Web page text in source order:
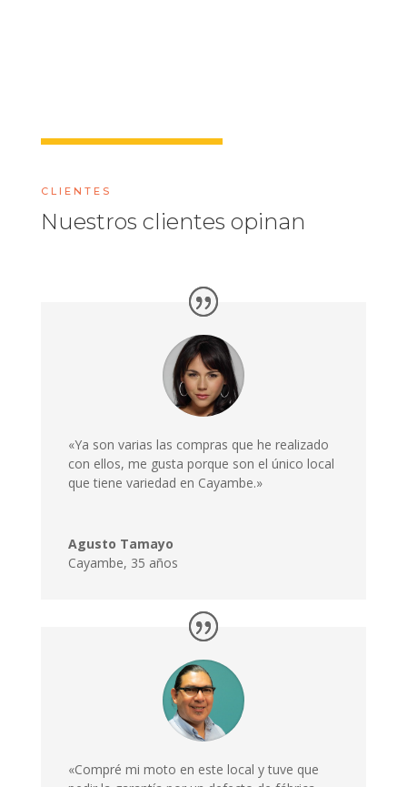
CLIENTES
Nuestros clientes opinan
«Ya son varias las compras que he realizado
con ellos, me gusta porque son el único local
que tiene variedad en Cayambe.»
Agusto Tamayo
Cayambe, 35 años
«Compré mi moto en este local y tuve que